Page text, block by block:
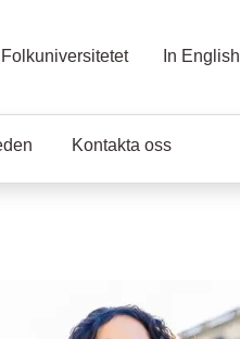
In English
Kontakta oss